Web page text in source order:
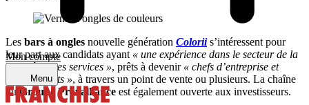
Mon compte
Menu
Les bars à ongles nouvelle génération Coloriis’intéressent pour
leur part aux candidats ayant « une expérience dans le secteur de la
beautéou des services », prêts à devenir « chefs d’entreprise et
commerçants », à travers un point de vente ou plusieurs. La chaîne
du Groupe Provalliance est également ouverte aux investisseurs.